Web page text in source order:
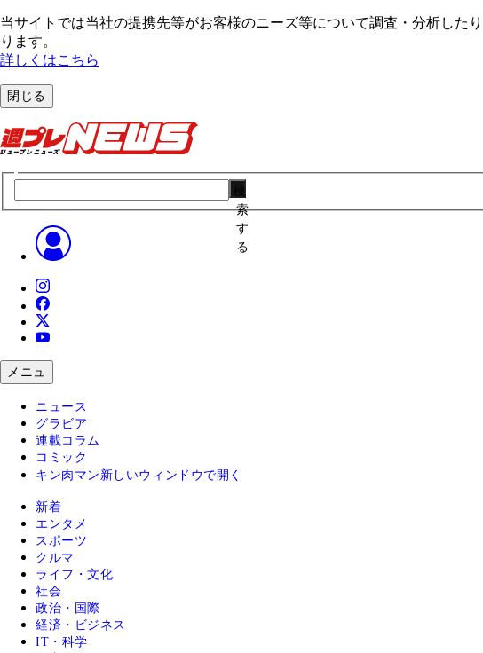
当サイトでは当社の提携先等がお客様のニーズ等について調査・分析した
ります。
詳しくはこちら
閉じる
索
す
る
メニュ
ニュース
グラビア
連載コラム
コミック
キン肉マン 新しいウィンドウで開く
新着
エンタメ
スポーツ
クルマ
ライフ・文化
社会
政治・国際
経済・ビジネス
IT・科学